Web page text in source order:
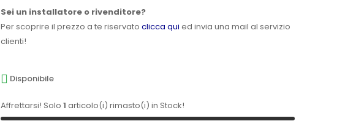
Sei un installatore o rivenditore?
Per scoprire il prezzo a te riservato clicca qui ed invia una mail al servizio
clienti!
Disponibile
Affrettarsi! Solo 1 articolo(i) rimasto(i) in Stock!